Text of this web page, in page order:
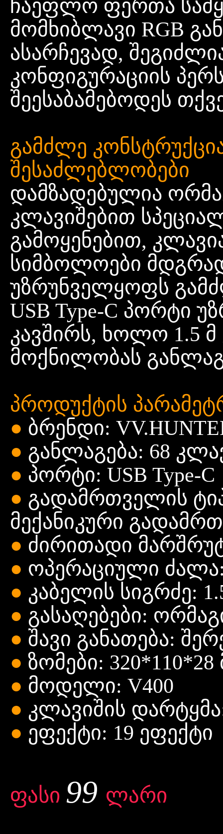
ჩაეფლო ფერთა
მომხიბლავი RGB
ასარჩევად,
კონფიგურაციის
შეესაბამებოდეს
გამძლე
შესაძლებლობები
დამზადებულია
კლავიშებით
გამოყენებით,
სიმბოლოები
უზრუნველყოფს
USB Type-C პორტი
კავშირს, ხოლო 1.5
მოქნილობას
პროდუქტის
● ბრენდი:
● განლაგება: 68
● პორტი: USB Type-C
● გადამრთველის
მექანიკური
● ძირითადი
● ოპერაციული
● კაბელის სიგრძე:
● გასაღებები:
● შავი განათება:
●ზომები: 320*110*28
● მოდელი: V400
● კლავიშის
● ეფექტი: 19 ეფექტი
ფასი 99 ლარი